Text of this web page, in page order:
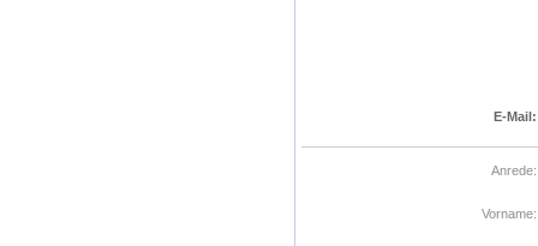
E-Mail:
Anrede:
Vorname: